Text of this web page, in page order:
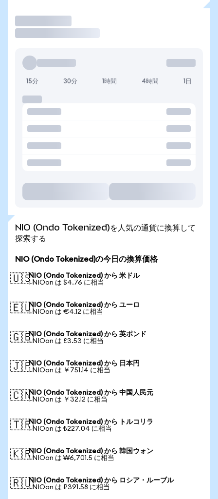
15分 30分 1時間 4時間 1日
NIO (Ondo Tokenized)を人気の通貨に換算して
探索する
NIO (Ondo Tokenized)の今日の換算価格
🇺🇸NIO (Ondo Tokenized) から 米ドル
1 NIOon は $4.76 に相当
🇪🇺NIO (Ondo Tokenized) から ユーロ
1 NIOon は €4.12 に相当
🇬🇧NIO (Ondo Tokenized) から 英ポンド
1 NIOon は £3.53 に相当
🇯🇵NIO (Ondo Tokenized) から 日本円
1 NIOon は ￥751.14 に相当
🇨🇳NIO (Ondo Tokenized) から 中国人民元
1 NIOon は ￥32.12 に相当
🇹🇷NIO (Ondo Tokenized) から トルコリラ
1 NIOon は ₺227.04 に相当
🇰🇷NIO (Ondo Tokenized) から 韓国ウォン
1 NIOon は ₩6,701.5 に相当
🇷🇺NIO (Ondo Tokenized) から ロシア・ルーブル
1 NIOon は ₽391.58 に相当